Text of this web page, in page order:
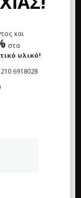
και
στα
υλικό!
6918028